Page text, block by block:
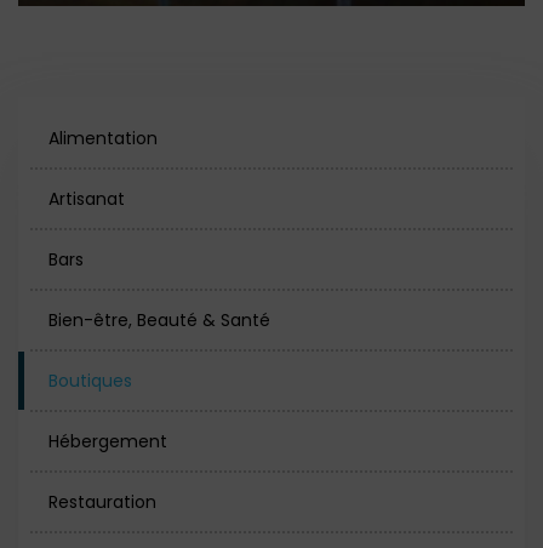
Alimentation
Artisanat
Bars
Bien-être, Beauté & Santé
Boutiques
Hébergement
Restauration